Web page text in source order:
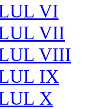
VI
VII
VIII
IX
X